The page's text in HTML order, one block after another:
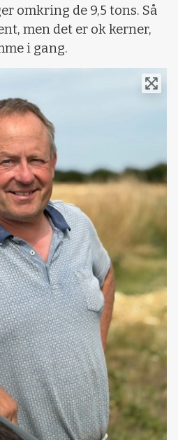
omkring de 9,5 tons. Så
men det er ok kerner,
i gang.